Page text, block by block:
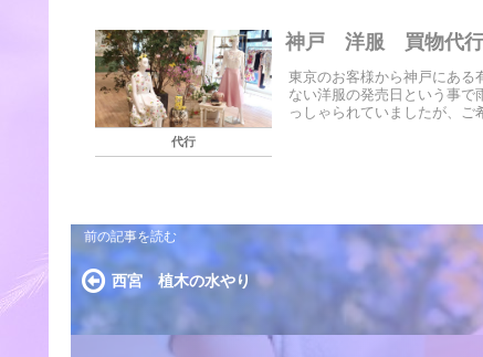
代行
神戸 洋服 買物代行
東京のお客様から神戸にある
ない洋服の発売日という事で
っしゃられていましたが、
西宮 植木の水やり